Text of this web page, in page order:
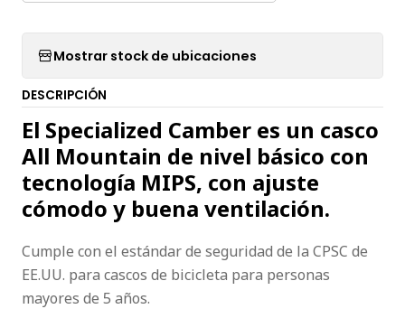
Mostrar stock de ubicaciones
DESCRIPCIÓN
El Specialized Camber es un casco
All Mountain de nivel básico con
tecnología MIPS, con ajuste
cómodo y buena ventilación.
Cumple con el estándar de seguridad de la CPSC de
EE.UU. para cascos de bicicleta para personas
mayores de 5 años.